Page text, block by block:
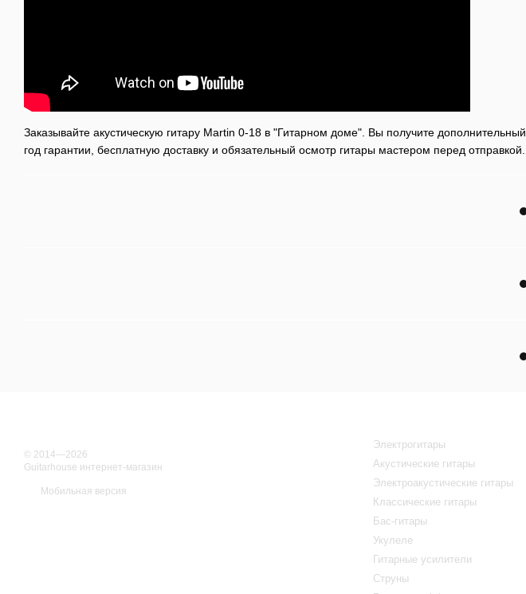
Заказывайте акустическую гитару Martin 0-18 в "Гитарном доме". Вы получите дополнительный
год гарантии, бесплатную доставку и обязательный осмотр гитары мастером перед отправкой.
© 2014—2026
Guitarhouse интернет-магазин
Мобильная версия
Электрогитары
Акустические гитары
Электроакустические гитары
Классические гитары
Бас-гитары
Укулеле
Гитарные усилители
Струны